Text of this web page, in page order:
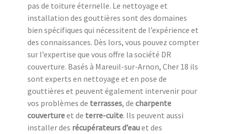
pas de toiture éternelle. Le nettoyage et
installation des gouttières sont des domaines
bien spécifiques qui nécessitent de l’expérience et
des connaissances. Dès lors, vous pouvez compter
sur l’expertise que vous offre la société DR
couverture. Basés à Mareuil-sur-Arnon, Cher 18 ils
sont experts en nettoyage et en pose de
gouttières et peuvent également intervenir pour
vos problèmes de terrasses, de charpente
couvertureet de terre-cuite. Ils peuvent aussi
installer des récupérateurs d’eauet des